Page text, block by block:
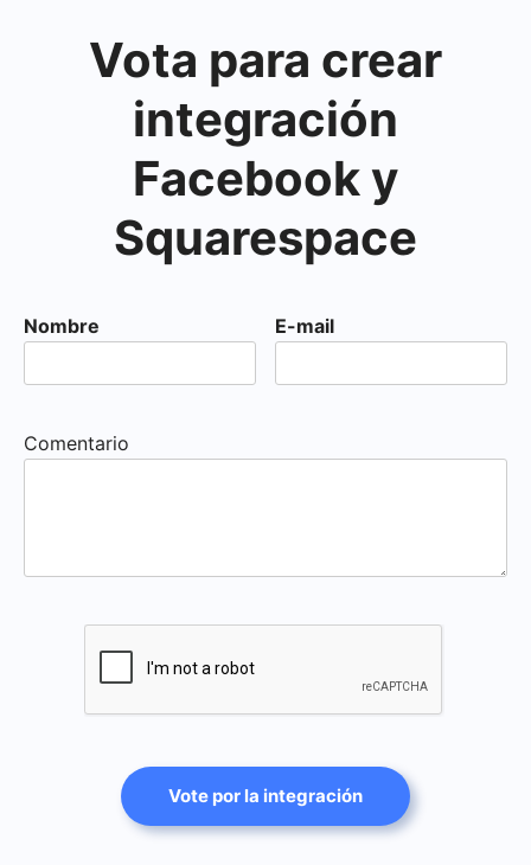
Vota para crear
integración
Facebook y
Squarespace
Nombre E-mail
Comentario
Vote por la integración